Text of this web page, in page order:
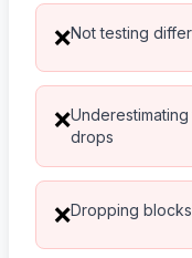
❌Not testing
❌
drops
❌Dropping